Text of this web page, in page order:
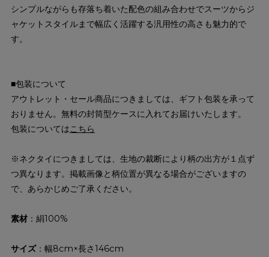
シンプルながらも存落ち着いた配色の組み合わせでスーツからジ
ャケットスタイルまで幅広く活躍する汎用性の高さも魅力的で
す。
■包装について
アウトレット・セール商品につきましては、ギフト包装を承って
おりません。無料の封筒型ケースに入れてお届けいたします。
包装については こちら
※ネクタイにつきましては、生地の裁断により柄の出方が１点ず
つ異なります。掲載画像と柄位置が異なる場合がございますの
で、あらかじめご了承ください。
素材：絹100%
サイズ：幅8cm×長さ146cm